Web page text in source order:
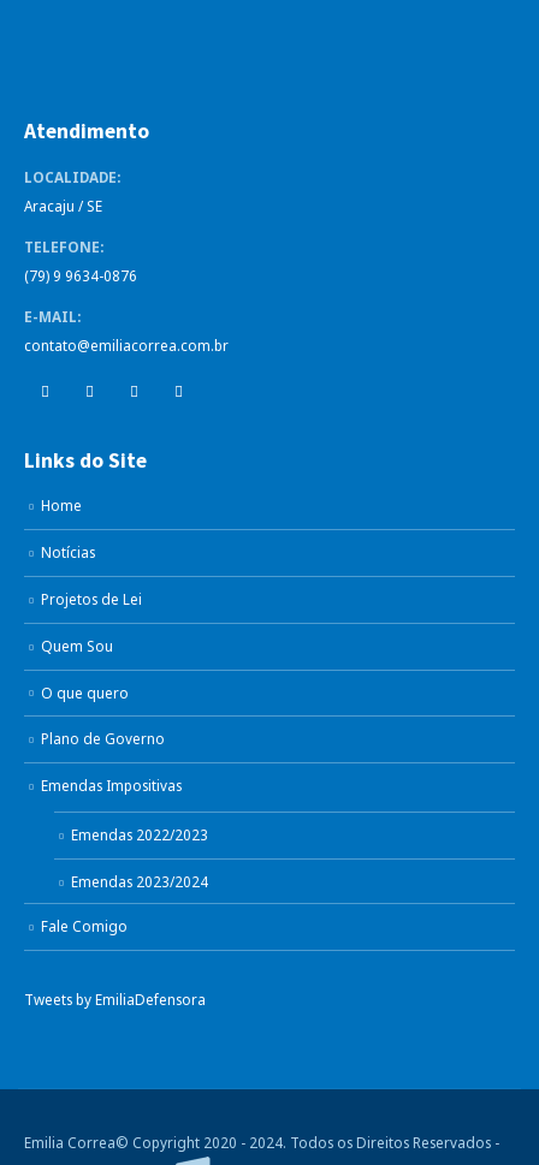
Atendimento
LOCALIDADE:
Aracaju / SE
TELEFONE:
(79) 9 9634-0876
E-MAIL:
contato@emiliacorrea.com.br
Links do Site
Home
Notícias
Projetos de Lei
Quem Sou
O que quero
Plano de Governo
Emendas Impositivas
Emendas 2022/2023
Emendas 2023/2024
Fale Comigo
Tweets by EmiliaDefensora
Emilia Correa© Copyright 2020 - 2024. Todos os Direitos Reservados -